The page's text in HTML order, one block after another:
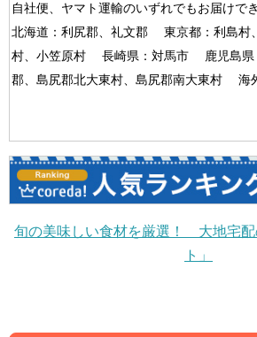
自社便、ヤマト運輸のいずれでもお届けで
北海道：利尻郡、礼文郡 東京都：利島村
村、小笠原村 長崎県：対馬市 鹿児島県
郡、島尻郡北大東村、島尻郡南大東村 海
旬の美味しい食材を厳選！ 大地宅配
ト」